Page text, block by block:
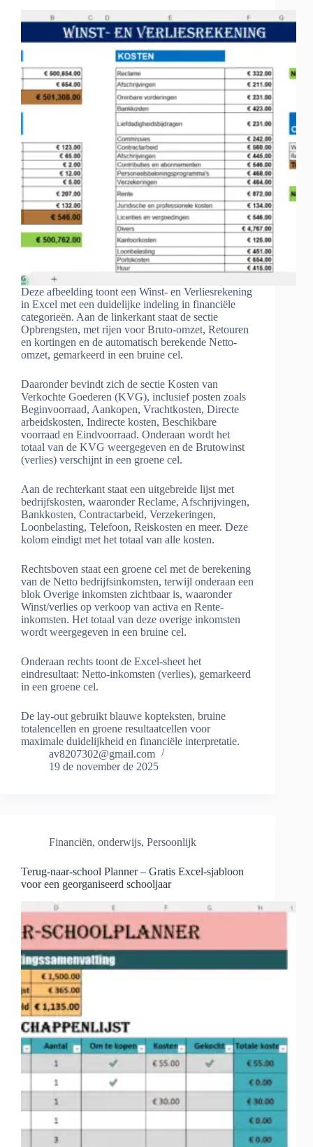
Deze afbeelding toont een Winst- en Verliesrekening
in Excel met een duidelijke indeling in financiële
categorieën. Aan de linkerkant staat de sectie
Opbrengsten, met rijen voor Bruto-omzet, Retouren
en kortingen en de automatisch berekende Netto-
omzet, gemarkeerd in een bruine cel.
Daaronder bevindt zich de sectie Kosten van
Verkochte Goederen (KVG), inclusief posten zoals
Beginvoorraad, Aankopen, Vrachtkosten, Directe
arbeidskosten, Indirecte kosten, Beschikbare
voorraad en Eindvoorraad. Onderaan wordt het
totaal van de KVG weergegeven en de Brutowinst
(verlies) verschijnt in een groene cel.
Aan de rechterkant staat een uitgebreide lijst met
bedrijfskosten, waaronder Reclame, Afschrijvingen,
Bankkosten, Contractarbeid, Verzekeringen,
Loonbelasting, Telefoon, Reiskosten en meer. Deze
kolom eindigt met het totaal van alle kosten.
Rechtsboven staat een groene cel met de berekening
van de Netto bedrijfsinkomsten, terwijl onderaan een
blok Overige inkomsten zichtbaar is, waaronder
Winst/verlies op verkoop van activa en Rente-
inkomsten. Het totaal van deze overige inkomsten
wordt weergegeven in een bruine cel.
Onderaan rechts toont de Excel-sheet het
eindresultaat: Netto-inkomsten (verlies), gemarkeerd
in een groene cel.
De lay-out gebruikt blauwe kopteksten, bruine
totalencellen en groene resultaatcellen voor
maximale duidelijkheid en financiële interpretatie.
av8207302@gmail.com
19 de november de 2025
Financiën, onderwijs, Persoonlijk
Terug-naar-school Planner – Gratis Excel-sjabloon
voor een georganiseerd schooljaar